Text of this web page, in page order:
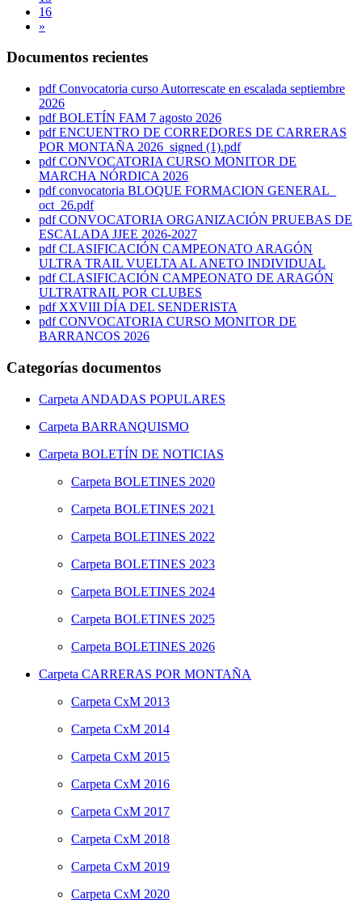
16
»
Documentos recientes
pdf Convocatoria curso Autorrescate en escalada septiembre
2026
pdf BOLETÍN FAM 7 agosto 2026
pdf ENCUENTRO DE CORREDORES DE CARRERAS
POR MONTAÑA 2026_signed (1).pdf
pdf CONVOCATORIA CURSO MONITOR DE
MARCHA NÓRDICA 2026
pdf convocatoria BLOQUE FORMACION GENERAL_
oct_26.pdf
pdf CONVOCATORIA ORGANIZACIÓN PRUEBAS DE
ESCALADA JJEE 2026-2027
pdf CLASIFICACIÓN CAMPEONATO ARAGÓN
ULTRA TRAIL VUELTA AL ANETO INDIVIDUAL
pdf CLASIFICACIÓN CAMPEONATO DE ARAGÓN
ULTRATRAIL POR CLUBES
pdf XXVIII DÍA DEL SENDERISTA
pdf CONVOCATORIA CURSO MONITOR DE
BARRANCOS 2026
Categorías documentos
Carpeta ANDADAS POPULARES
Carpeta BARRANQUISMO
Carpeta BOLETÍN DE NOTICIAS
Carpeta BOLETINES 2020
Carpeta BOLETINES 2021
Carpeta BOLETINES 2022
Carpeta BOLETINES 2023
Carpeta BOLETINES 2024
Carpeta BOLETINES 2025
Carpeta BOLETINES 2026
Carpeta CARRERAS POR MONTAÑA
Carpeta CxM 2013
Carpeta CxM 2014
Carpeta CxM 2015
Carpeta CxM 2016
Carpeta CxM 2017
Carpeta CxM 2018
Carpeta CxM 2019
Carpeta CxM 2020